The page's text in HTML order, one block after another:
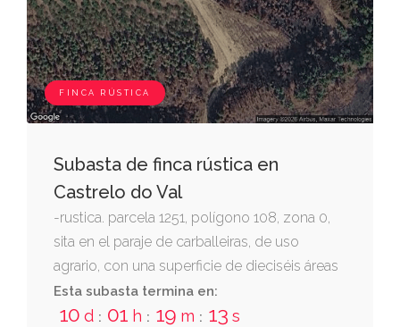
FINCA RÚSTICA
Subasta de finca rústica en
Castrelo do Val
-rustica. parcela 1251, polígono 108, zona 0,
sita en el paraje de carballeiras, de uso
agrario, con una superficie de dieciséis áreas
cuarenta y tres centiáreas, destinadas a
matorral.
Esta subasta termina en:
10 d : 01 h : 19 m : 12 s